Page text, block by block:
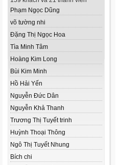
Phạm Ngọc Dũng
võ tường nhi
Đặng Thị Ngọc Hoa
Tìa Minh Tâm
Hoàng Kim Long
Bùi Kim Minh
Hồ Hải Yến
Nguyễn Đức Dân
Nguyễn Khả Thanh
Trương Thị Tuyết trinh
Huỳnh Thoại Thông
Ngô Thị Tuyết Nhung
Bích chi